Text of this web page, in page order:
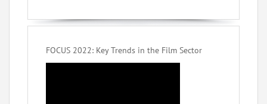
FOCUS 2022: Key Trends in the Film Sector